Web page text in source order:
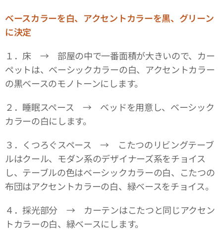
ベースカラーを白、アクセントカラーを黒、グリーン
に決定
１．床 → 部屋の中で一番面積が大きいので、カー
ペットは、ベーシックカラーの白、アクセントカラー
の黒ベースのモノトーンにします。
２．睡眠スペース → ベッドを用意し、ベーシック
カラーの白にします。
３．くつろぐスペース → こたつのリビングテーブ
ルはクール、モダン系のデザイナーズ系をチョイス
し、テーブルの色はベーシックカラーの白、こたつの
布団はアクセントカラーの白、緑ベースをチョイス。
４．採光部分 → カーテンはこたつと同じアクセン
トカラーの白、緑ベースにします。